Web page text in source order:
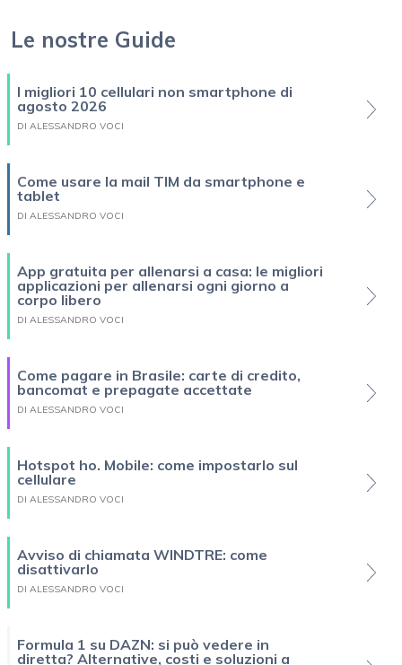
Le nostre Guide
I migliori 10 cellulari non smartphone di
agosto 2026
DI ALESSANDRO VOCI
Come usare la mail TIM da smartphone e
tablet
DI ALESSANDRO VOCI
App gratuita per allenarsi a casa: le migliori
applicazioni per allenarsi ogni giorno a
corpo libero
DI ALESSANDRO VOCI
Come pagare in Brasile: carte di credito,
bancomat e prepagate accettate
DI ALESSANDRO VOCI
Hotspot ho. Mobile: come impostarlo sul
cellulare
DI ALESSANDRO VOCI
Avviso di chiamata WINDTRE: come
disattivarlo
DI ALESSANDRO VOCI
Formula 1 su DAZN: si può vedere in
diretta? Alternative, costi e soluzioni a